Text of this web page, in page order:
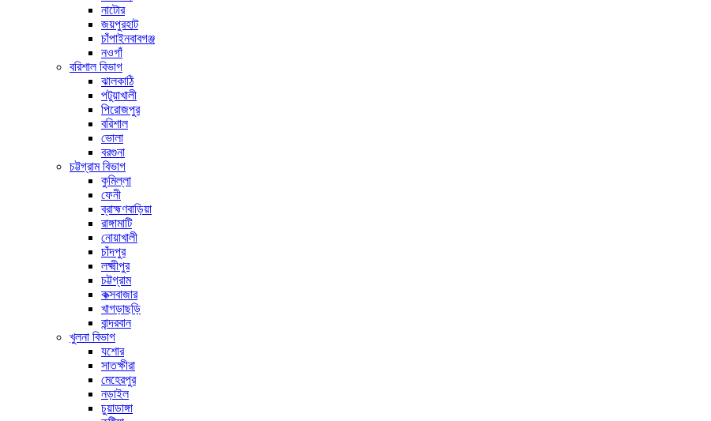
নাটোর
জয়পুরহাট
চাঁপাইনবাবগঞ্জ
নওগাঁ
বরিশাল বিভাগ
ঝালকাঠি
পটুয়াখালী
পিরোজপুর
বরিশাল
ভোলা
বরগুনা
চট্টগ্রাম বিভাগ
কুমিল্লা
ফেনী
ব্রাহ্মণবাড়িয়া
রাঙ্গামাটি
নোয়াখালী
চাঁদপুর
লক্ষ্মীপুর
চট্টগ্রাম
কক্সবাজার
খাগড়াছড়ি
বান্দরবান
খুলনা বিভাগ
যশোর
সাতক্ষীরা
মেহেরপুর
নড়াইল
চুয়াডাঙ্গা